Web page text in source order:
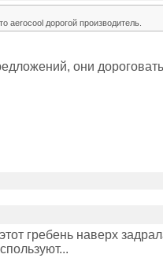
aerocool дорогой производитель.
они
гребень наверх